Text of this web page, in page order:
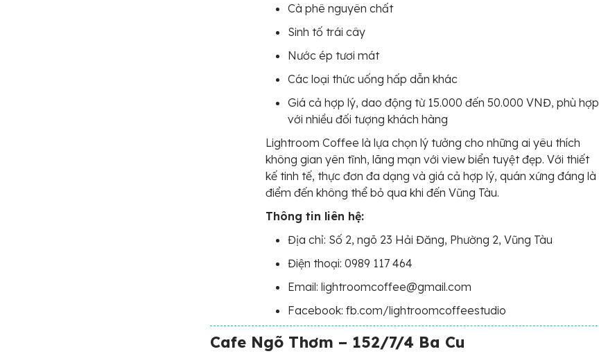
Cà phê nguyên chất
Sinh tố trái cây
Nước ép tươi mát
Các loại thức uống hấp dẫn khác
Giá cả hợp lý, dao động từ 15.000 đến 50.000 VNĐ, phù hợp
với nhiều đối tượng khách hàng
Lightroom Coffee là lựa chọn lý tưởng cho những ai yêu thích
không gian yên tĩnh, lãng mạn với view biển tuyệt đẹp. Với thiết
kế tinh tế, thực đơn đa dạng và giá cả hợp lý, quán xứng đáng là
điểm đến không thể bỏ qua khi đến Vũng Tàu.
Thông tin liên hệ:
Địa chỉ: Số 2, ngõ 23 Hải Đăng, Phường 2, Vũng Tàu
Điện thoại: 0989 117 464
Email: lightroomcoffee@gmail.com
Facebook: fb.com/lightroomcoffeestudio
Cafe Ngõ Thơm – 152/7/4 Ba Cu